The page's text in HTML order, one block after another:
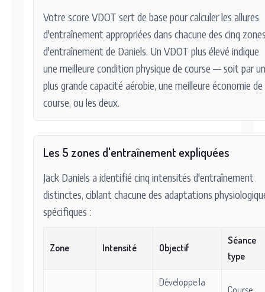
Votre score VDOT sert de base pour calculer les allures
d'entraînement appropriées dans chacune des cinq
d'entraînement de Daniels. Un VDOT plus élevé indique
une meilleure condition physique de course — soit par
plus grande capacité aérobie, une meilleure économie de
course, ou les deux.
Les 5 zones d'entraînement expliquées
Jack Daniels a identifié cinq intensités d'entraînement
distinctes, ciblant chacune des adaptations
spécifiques :
Zone Intensité Objectif
Séance
type
Développe la
Course